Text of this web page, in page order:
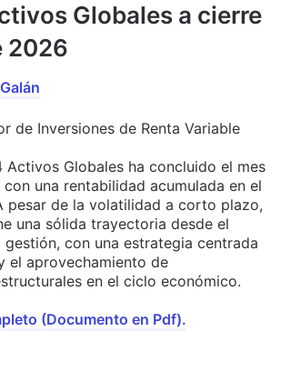
Globales a cierre
2026
de Inversiones de Renta Variable
Activos Globales ha concluido el mes
una rentabilidad acumulada en el
pesar de la volatilidad a corto plazo,
una sólida trayectoria desde el
gestión, con una estrategia centrada
el aprovechamiento de
en el ciclo económico.
(Documento en Pdf).